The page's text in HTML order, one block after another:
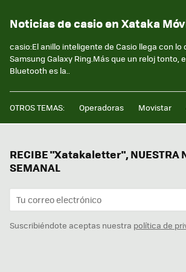
Noticias de casio en Xataka
casio:El anillo inteligente de Casio llega con lo
Samsung Galaxy Ring.Más que un reloj tonto,
Bluetooth es la..
OTROS TEMAS: Operadoras Movistar
RECIBE "Xatakaletter", NUESTRA
SEMANAL
Suscribiéndote aceptas nuestra política de